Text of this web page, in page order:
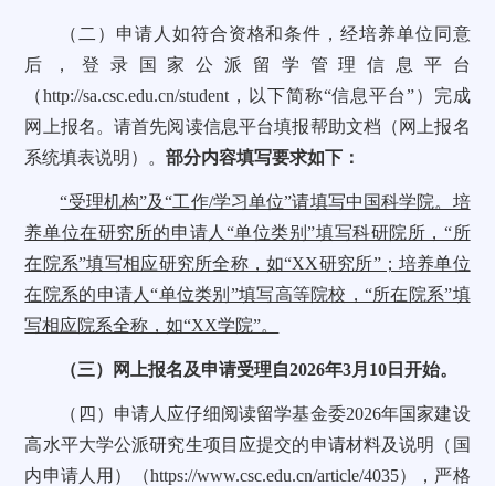
（二）申请人如符合资格和条件，经培养单位同意
后，登录国家公派留学管理信息平台
（http://sa.csc.edu.cn/student ，以下简称“信息平台”）完成
网上报名。请首先阅读信息平台填报帮助文档（网上报名
系统填表说明）。部分内容填写要求如下：
“受理机构”及“工作/学习单位”请填写中国科学院。培
养单位在研究所的申请人“单位类别”填写科研院所，“所
在院系”填写相应研究所全称，如“XX研究所”；培养单位
在院系的申请人“单位类别”填写高等院校，“所在院系”填
写相应院系全称，如“XX学院”。
（三）网上报名及申请受理自2026年3月10日开始。
（四）申请人应仔细阅读留学基金委2026年国家建设
高水平大学公派研究生项目应提交的申请材料及说明（国
内申请人用）（https://www.csc.edu.cn/article/4035），严格